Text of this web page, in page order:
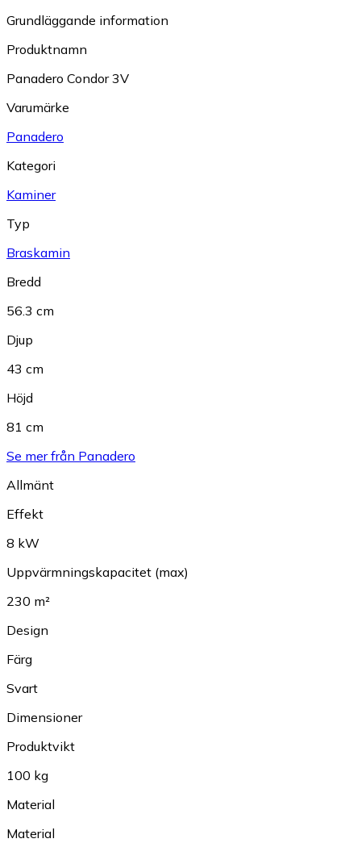
Grundläggande information
Produktnamn
Panadero Condor 3V
Varumärke
Panadero
Kategori
Kaminer
Typ
Braskamin
Bredd
56.3 cm
Djup
43 cm
Höjd
81 cm
Se mer från Panadero
Allmänt
Effekt
8 kW
Uppvärmningskapacitet (max)
230 m²
Design
Färg
Svart
Dimensioner
Produktvikt
100 kg
Material
Material